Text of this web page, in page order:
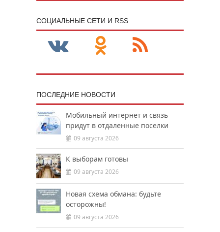
CОЦИАЛЬНЫЕ СЕТИ И RSS
ПОСЛЕДНИЕ НОВОСТИ
Мобильный интернет и связь
придут в отдаленные поселки
09 августа 2026
К выборам готовы
09 августа 2026
Новая схема обмана: будьте
осторожны!
09 августа 2026